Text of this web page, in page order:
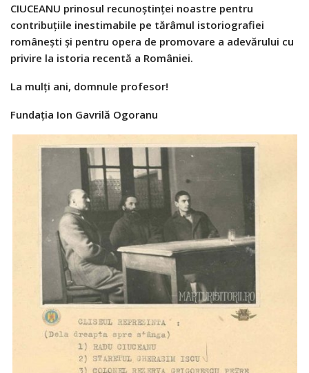
CIUCEANU prinosul recunoștinței noastre pentru
contribuţiile inestimabile pe tărâmul istoriografiei
româneşti şi pentru opera de promovare a adevărului cu
privire la istoria recentă a României.
La mulţi ani, domnule profesor!
Fundaţia Ion Gavrilă Ogoranu